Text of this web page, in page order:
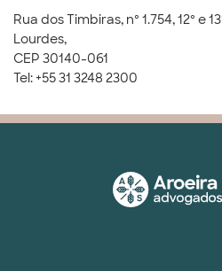
Rua dos Timbiras, nº 1.754, 12º e
Lourdes,
CEP 30140-061
Tel: +55 31 3248 2300